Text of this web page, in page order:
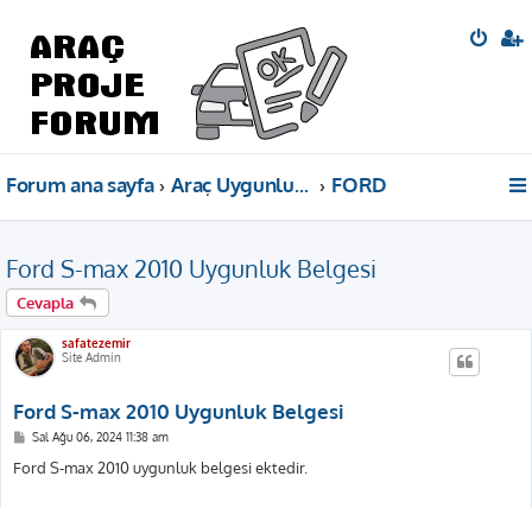
Forum ana sayfa Araç Uygunluk Belgeleri FORD
Ford S-max 2010 Uygunluk Belgesi
Cevapla
safatezemir
Site Admin
Ford S-max 2010 Uygunluk Belgesi
M
s
a
Sal Ağu 06, 2024 11:38 am
Ford S-max 2010 uygunluk belgesi ektedir.